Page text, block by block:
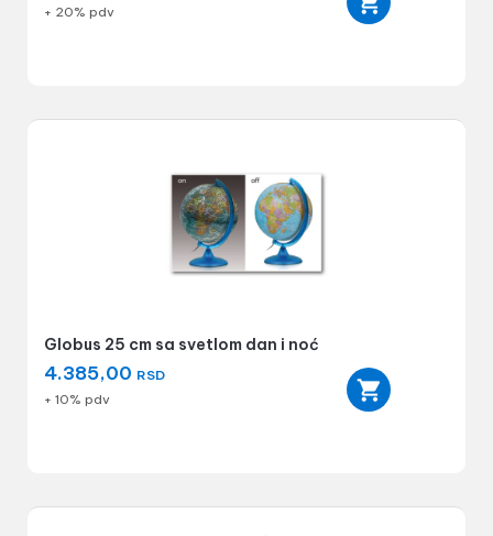
+ 20% pdv
Globus 25 cm sa svetlom dan i noć
4.385,00 RSD
+ 10% pdv